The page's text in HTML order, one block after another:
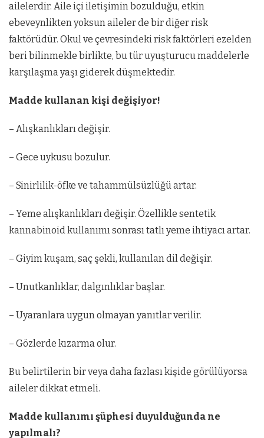
ailelerdir. Aile içi iletişimin bozulduğu, etkin
ebeveynlikten yoksun aileler de bir diğer risk
faktörüdür. Okul ve çevresindeki risk faktörleri ezelden
beri bilinmekle birlikte, bu tür uyuşturucu maddelerle
karşılaşma yaşı giderek düşmektedir.
Madde kullanan kişi değişiyor!
– Alışkanlıkları değişir.
– Gece uykusu bozulur.
– Sinirlilik-öfke ve tahammülsüzlüğü artar.
– Yeme alışkanlıkları değişir. Özellikle sentetik
kannabinoid kullanımı sonrası tatlı yeme ihtiyacı artar.
– Giyim kuşam, saç şekli, kullanılan dil değişir.
– Unutkanlıklar, dalgınlıklar başlar.
– Uyaranlara uygun olmayan yanıtlar verilir.
– Gözlerde kızarma olur.
Bu belirtilerin bir veya daha fazlası kişide görülüyorsa
aileler dikkat etmeli.
Madde kullanımı şüphesi duyulduğunda ne
yapılmalı?